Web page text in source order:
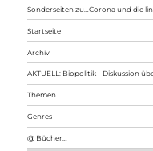
Sonderseiten zu…Corona und die
Startseite
Archiv
AKTUELL: Biopolitik – Diskussion
Themen
Genres
@ Bücher…